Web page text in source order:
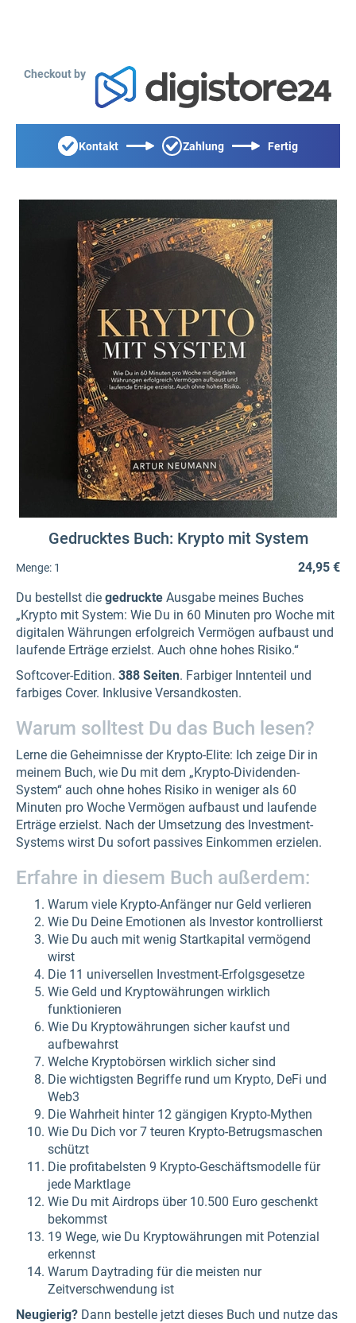
Checkout by
Kontakt Zahlung Fertig
Gedrucktes Buch: Krypto mit System
Menge: 1
24,95 €
Du bestellst die gedruckte Ausgabe meines Buches
„Krypto mit System: Wie Du in 60 Minuten pro Woche mit
digitalen Währungen erfolgreich Vermögen aufbaust und
laufende Erträge erzielst. Auch ohne hohes Risiko.“
Softcover-Edition. 388 Seiten. Farbiger Inntenteil und
farbiges Cover. Inklusive Versandkosten.
Warum solltest Du das Buch lesen?
Lerne die Geheimnisse der Krypto-Elite: Ich zeige Dir in
meinem Buch, wie Du mit dem „Krypto-Dividenden-
System“ auch ohne hohes Risiko in weni­ger als 60
Minuten pro Woche Vermö­gen aufbaust und laufende
Erträge erzielst. Nach der Umsetzung des Invest­ment-
Systems wirst Du sofort passives Einkommen erzielen.
Erfahre in diesem Buch außerdem:
Warum viele Krypto-Anfänger nur Geld verlieren
Wie Du Deine Emotionen als Investor kontrollierst
Wie Du auch mit wenig Startkapital vermögend
wirst
Die 11 universellen Investment-Erfolgsgesetze
Wie Geld und Kryptowährungen wirklich
funktionieren
Wie Du Kryptowährungen sicher kaufst und
aufbewahrst
Welche Kryptobörsen wirklich sicher sind
Die wichtigsten Begriffe rund um Krypto, DeFi und
Web3
Die Wahrheit hinter 12 gängigen Krypto-Mythen
Wie Du Dich vor 7 teuren Krypto-Betrugsmaschen
schützt
Die profitabelsten 9 Krypto-Geschäftsmodelle für
jede Marktlage
Wie Du mit Airdrops über 10.500 Euro geschenkt
bekommst
19 Wege, wie Du Kryptowährungen mit Potenzial
erkennst
Warum Daytrading für die meisten nur
Zeitverschwendung ist
Neugierig? Dann bestelle jetzt dieses Buch und nutze das